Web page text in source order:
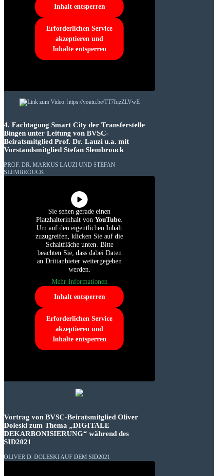
Inhalt entsperren
Erforderlichen Service
akzeptieren und
Inhalte entsperren
4. Fachtagung Smart City der Transferstelle
Bingen unter Leitung von BVSC-
Beiratsmitglied Prof. Dr. Lauzi u.a. mit
Vorstandsmitglied Stefan Slembrouck
PROF. DR. MARKUS LAUZI UND STEFAN
SLEMBROUCK
Sie sehen gerade einen
Platzhalterinhalt von YouTube.
Um auf den eigentlichen Inhalt
zuzugreifen, klicken Sie auf die
Schaltfläche unten. Bitte
beachten Sie, dass dabei Daten
an Drittanbieter weitergegeben
werden.
Mehr Informationen
Inhalt entsperren
Erforderlichen Service
akzeptieren und
Inhalte entsperren
Vortrag von BVSC-Beiratsmitglied Oliver
Doleski zum Thema „DIGITALE
DEKARBONISIERUNG“ während des
SID2021
OLIVER D. DOLESKI AUF DEM SID2021